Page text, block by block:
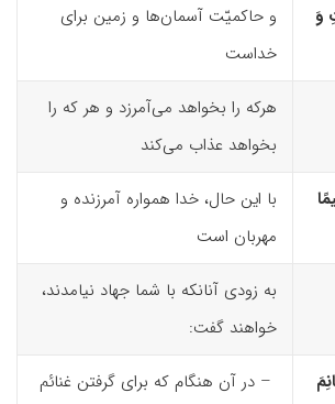
وَ
و حاکمیّت آسمان‌ها و زمین برای
خداست
هرکه را بخواهد می‌آمرزد و هر که را
بخواهد عذاب می‌کند
با این حال، خدا همواره آمرزنده و
مهربان است
به زودی آنانکه با شما جهاد نیامدند،
خواهند گفت:
– در آن هنگام که برای گرفتن غنائم